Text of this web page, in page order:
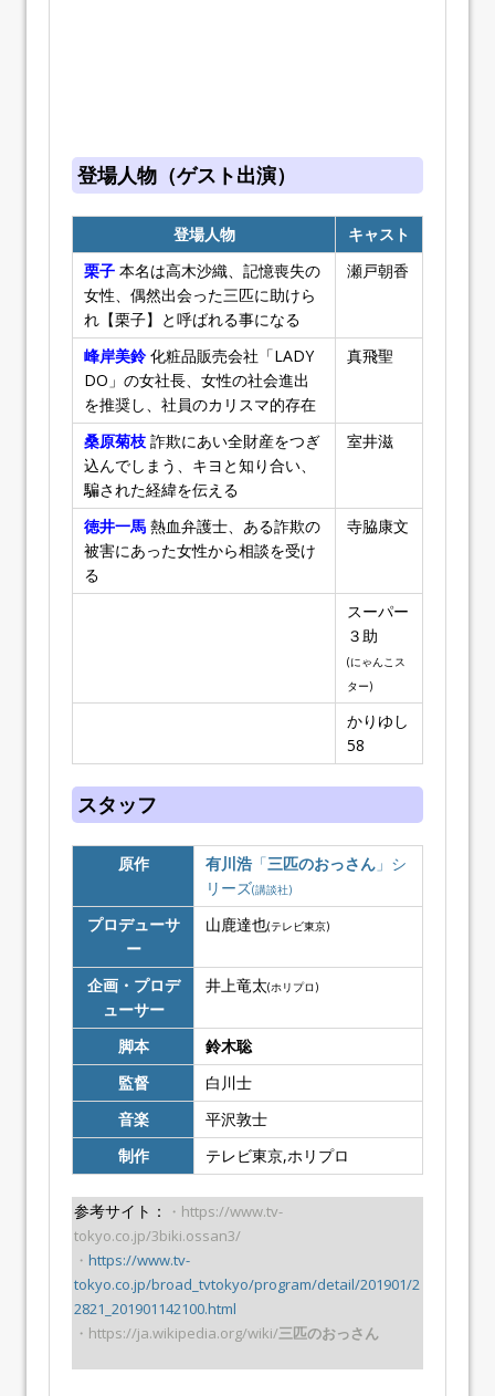
登場人物（ゲスト出演）
登場人物
キャスト
栗子 本名は高木沙織、記憶喪失の
女性、偶然出会った三匹に助けら
れ【栗子】と呼ばれる事になる
瀬戸朝香
峰岸美鈴化粧品販売会社「LADY
DO」の女社長、女性の社会進出
を推奨し、社員のカリスマ的存在
真飛聖
桑原菊枝 詐欺にあい全財産をつぎ
込んでしまう、キヨと知り合い、
騙された経緯を伝える
室井滋
徳井一馬 熱血弁護士、ある詐欺の
被害にあった女性から相談を受け
る
寺脇康文
スーパー
３助
(にゃんこス
ター)
かりゆし
58
スタッフ
原作 有川浩 「三匹のおっさん 」シ
リーズ(講談社)
プロデューサ
ー
山鹿達也(テレビ東京)
企画・プロデ
ューサー
井上竜太(ホリプロ)
脚本
鈴木聡
監督
白川士
音楽
平沢敦士
制作
テレビ東京,ホリプロ
参考サイト：
・https://www.tv-
tokyo.co.jp/3biki.ossan3/
・ https://www.tv-
tokyo.co.jp/broad_tvtokyo/program/detail/201901/2
2821_201901142100.html
・https://ja.wikipedia.org/wiki/三匹のおっさん